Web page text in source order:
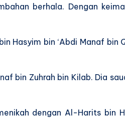
berhala. Dengan
Hasyim bin ‘Abdi Manaf bin
bin Zuhrah bin Kilab. Dia
dengan Al-Harits bin